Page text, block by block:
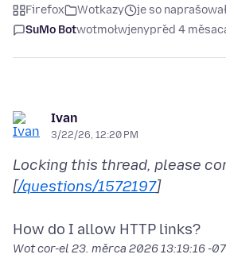
Firefox Wotkazy
je so
SuMo Botwotmołwjenypřed 4
Ivan
3/22/26, 12:20 PM
Locking this thread, please
[/questions/1572197]
Wot cor-el 23. měrca 2026 13:19:16 -